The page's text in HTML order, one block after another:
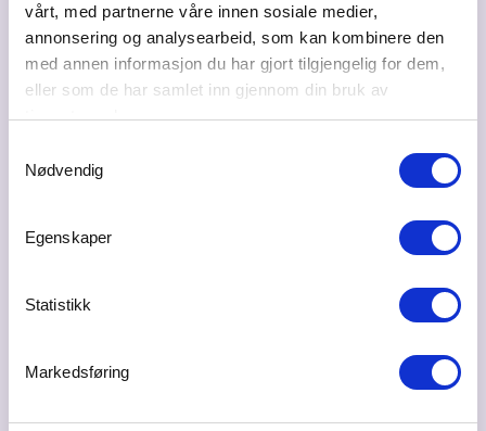
vårt, med partnerne våre innen sosiale medier,
annonsering og analysearbeid, som kan kombinere den
med annen informasjon du har gjort tilgjengelig for dem,
eller som de har samlet inn gjennom din bruk av
tjenestene deres.
Nødvendig
Egenskaper
Statistikk
Markedsføring
Postadresse
Høversjøvegen 51, 2090 Hurdal
Bransje
flaen.no
Ta kontakt
92085539